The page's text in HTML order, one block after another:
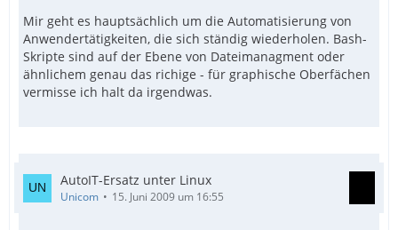
Mir geht es hauptsächlich um die Automatisierung von
Anwendertätigkeiten, die sich ständig wiederholen. Bash-
Skripte sind auf der Ebene von Dateimanagment oder
ähnlichem genau das richige - für graphische Oberfächen
vermisse ich halt da irgendwas.
AutoIT-Ersatz unter Linux
Unicom 15. Juni 2009 um 16:55